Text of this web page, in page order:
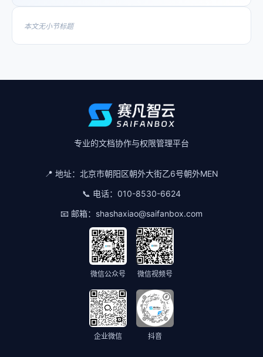
本文无小节标题
专业的文档协作与权限管理平台
📍 地址： 北京市朝阳区朝外大街乙6号朝外MEN
📞 电话： 010-8530-6624
📧 邮箱： shashaxiao@saifanbox.com
微信公众号 微信视频号
企业微信 抖音